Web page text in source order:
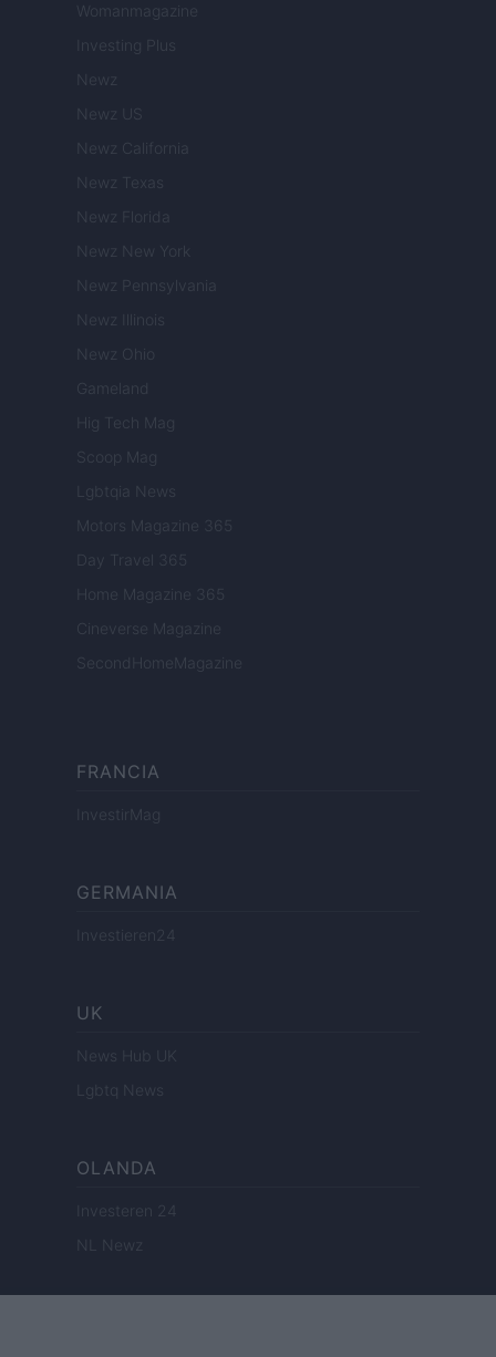
Womanmagazine
Investing Plus
Newz
Newz US
Newz California
Newz Texas
Newz Florida
Newz New York
Newz Pennsylvania
Newz Illinois
Newz Ohio
Gameland
Hig Tech Mag
Scoop Mag
Lgbtqia News
Motors Magazine 365
Day Travel 365
Home Magazine 365
Cineverse Magazine
SecondHomeMagazine
FRANCIA
InvestirMag
GERMANIA
Investieren24
UK
News Hub UK
Lgbtq News
OLANDA
Investeren 24
NL Newz